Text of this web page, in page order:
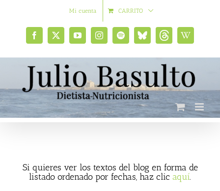
Mi cuenta CARRITO
Facebook
X YouTubeInstagramSpotifyBluesky
social
ThreadsWikipedia
Si quieres ver los textos del blog en forma de
listado ordenado por fechas, haz clic aquí.